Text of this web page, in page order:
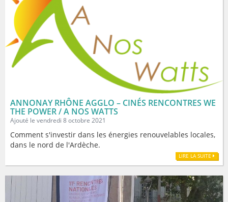
ANNONAY RHÔNE AGGLO – CINÉS RENCONTRES WE
THE POWER / A NOS WATTS
Ajouté le vendredi 8 octobre 2021
Comment s'investir dans les énergies renouvelables locales,
dans le nord de l'Ardèche.
LIRE LA SUITE